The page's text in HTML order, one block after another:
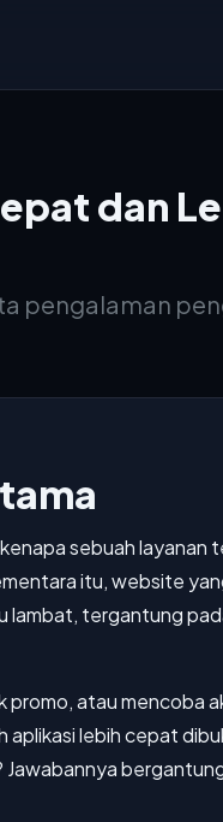
dan
pengalaman
sebuah layanan
itu, website
lambat, tergantung
promo, atau mencoba
lebih cepat